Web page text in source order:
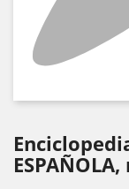
ESPAÑOLA,